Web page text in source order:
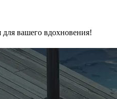
вашего вдохновения!